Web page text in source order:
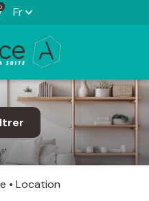
Fr
Location